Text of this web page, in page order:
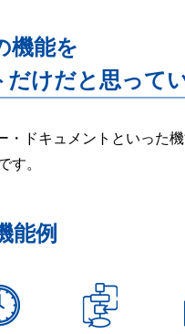
機能を
けだと思って
ドキュメントといった機
す。
能例